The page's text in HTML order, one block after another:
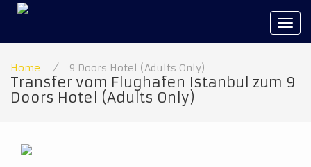
Home / 9 Doors Hotel (Adults Only)
Transfer vom Flughafen Istanbul zum 9
Doors Hotel (Adults Only)